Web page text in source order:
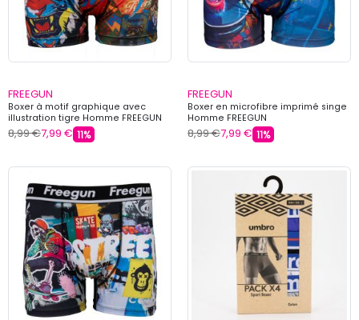
FREEGUN
Boxer à motif graphique avec
illustration tigre Homme FREEGUN
8,99 €7,99 € 11%
FREEGUN
Boxer en microfibre imprimé singe
Homme FREEGUN
8,99 €7,99 € 11%